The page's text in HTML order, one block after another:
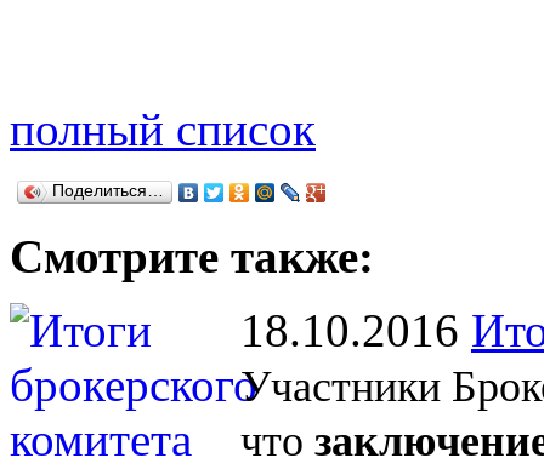
полный список
Поделиться…
Смотрите также:
18.10.2016
Участники
что